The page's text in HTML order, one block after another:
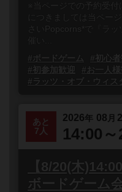
※当ページでの予約受付
につきましては当ペー
さいPopcorns*で『ラ
催い...
#ボードゲーム
#初心者
#初参加歓迎
#お一人様
#ラッツ・オブ・ウィス
あと
7人
2026年 08 月
14:00
【8/20(木
ボードゲーム